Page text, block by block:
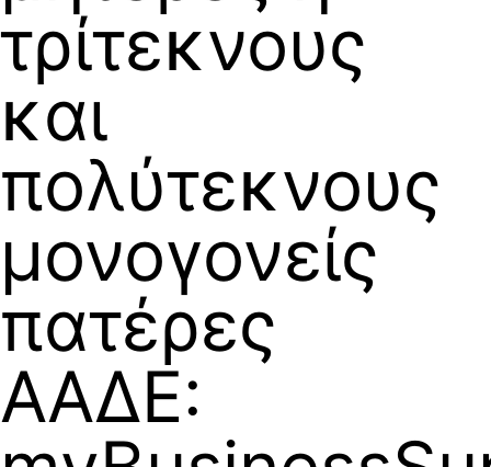
τρίτεκνους
και
πολύτεκνους
μονογονείς
πατέρες
ΑΑΔΕ: